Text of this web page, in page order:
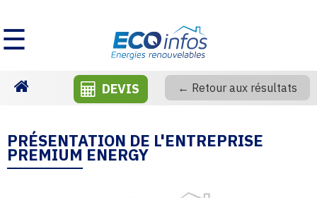
☰
DEVIS ← Retour aux résultats
PRÉSENTATION DE L'ENTREPRISE
PREMIUM ENERGY